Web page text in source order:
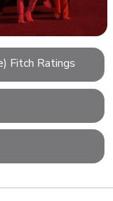
Fitch Ratings